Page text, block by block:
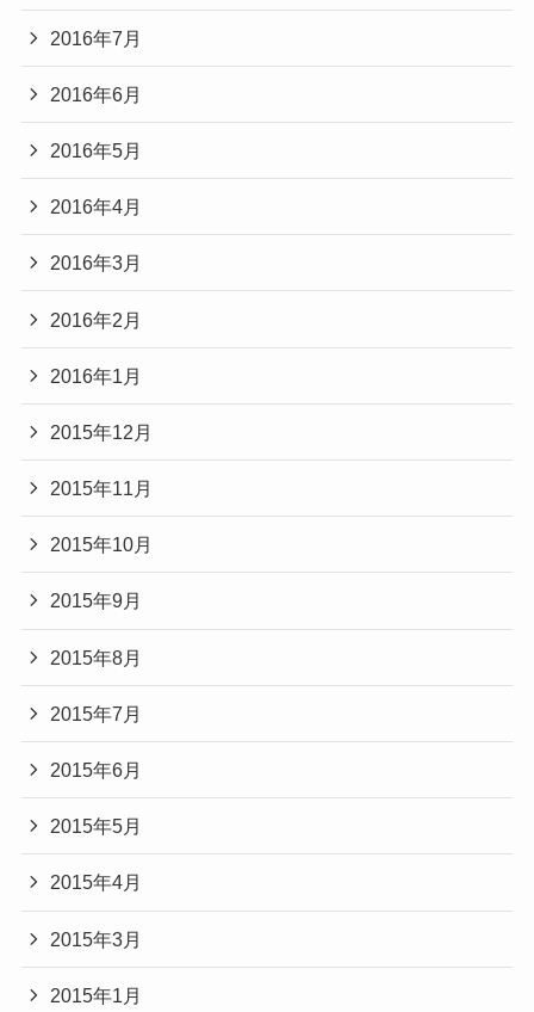
2016年7月
2016年6月
2016年5月
2016年4月
2016年3月
2016年2月
2016年1月
2015年12月
2015年11月
2015年10月
2015年9月
2015年8月
2015年7月
2015年6月
2015年5月
2015年4月
2015年3月
2015年1月